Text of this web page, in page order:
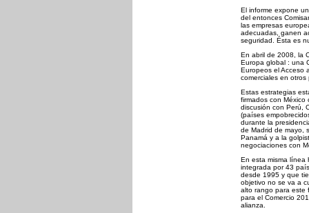
El informe expone
del entonces
las empresas
adecuadas, ganen
seguridad. Ésta es
En abril de 2008, la
Europa global : una
Europeos el Acceso
comerciales en otros
Estas estrategias
firmados con
discusión con Perú,
(países
durante la
de Madrid de mayo,
Panamá y a la
negociaciones con
En esta misma línea
integrada por 43
desde 1995 y que
objetivo no se va a
alto rango para este
para el Comercio
alianza.